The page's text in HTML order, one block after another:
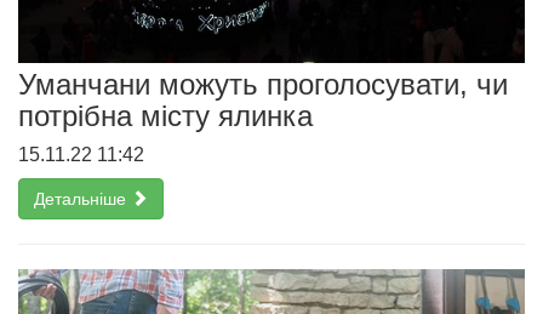
Уманчани можуть проголосувати, чи
потрібна місту ялинка
15.11.22 11:42
Детальніше